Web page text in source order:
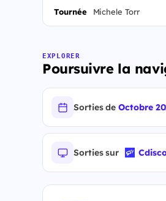
Tournée Michele Torr
EXPLORER
Poursuivre la
Sorties deOctobre
Sorties sur